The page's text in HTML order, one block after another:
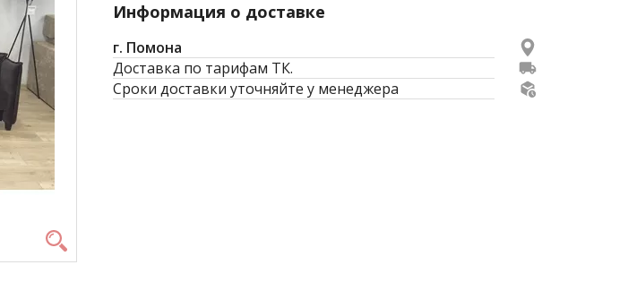
Информация о доставке
г. Помона
Доставка по тарифам ТК.
Сроки доставки уточняйте у менеджера